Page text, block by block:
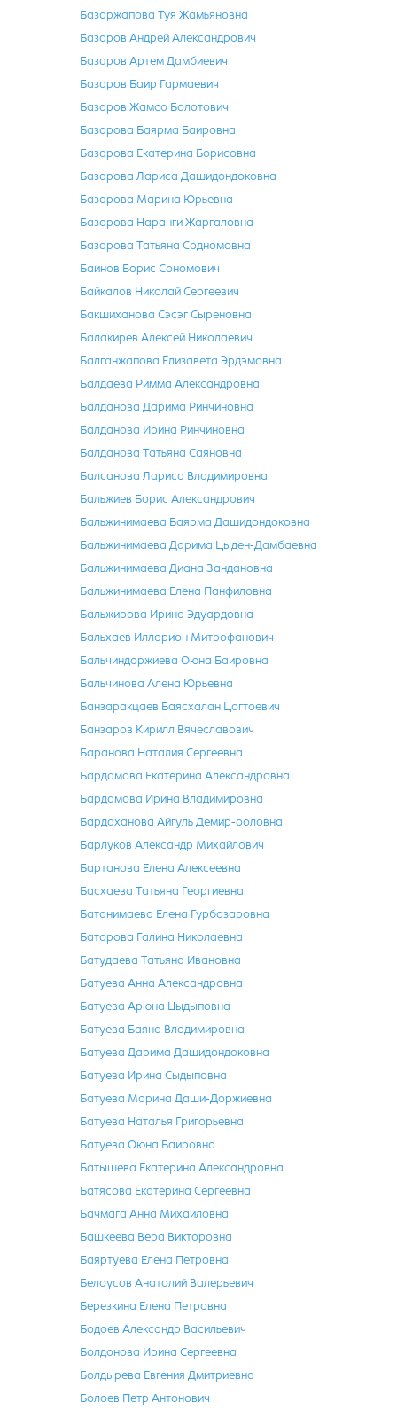
Базаржапова Туя Жамьяновна
Базаров Андрей Александрович
Базаров Артем Дамбиевич
Базаров Баир Гармаевич
Базаров Жамсо Болотович
Базарова Баярма Баировна
Базарова Екатерина Борисовна
Базарова Лариса Дашидондоковна
Базарова Марина Юрьевна
Базарова Наранги Жаргаловна
Базарова Татьяна Содномовна
Баинов Борис Сономович
Байкалов Николай Сергеевич
Бакшиханова Сэсэг Сыреновна
Балакирев Алексей Николаевич
Балганжапова Елизавета Эрдэмовна
Балдаева Римма Александровна
Балданова Дарима Ринчиновна
Балданова Ирина Ринчиновна
Балданова Татьяна Саяновна
Балсанова Лариса Владимировна
Бальжиев Борис Александрович
Бальжинимаева Баярма Дашидондоковна
Бальжинимаева Дарима Цыден-Дамбаевна
Бальжинимаева Диана Зандановна
Бальжинимаева Елена Панфиловна
Бальжирова Ирина Эдуардовна
Бальхаев Илларион Митрофанович
Бальчиндоржиева Оюна Баировна
Бальчинова Алена Юрьевна
Банзаракцаев Баясхалан Цогтоевич
Банзаров Кирилл Вячеславович
Баранова Наталия Сергеевна
Бардамова Екатерина Александровна
Бардамова Ирина Владимировна
Бардаханова Айгуль Демир-ооловна
Барлуков Александр Михайлович
Бартанова Елена Алексеевна
Басхаева Татьяна Георгиевна
Батонимаева Елена Гурбазаровна
Баторова Галина Николаевна
Батудаева Татьяна Ивановна
Батуева Анна Александровна
Батуева Арюна Цыдыповна
Батуева Баяна Владимировна
Батуева Дарима Дашидондоковна
Батуева Ирина Сыдыповна
Батуева Марина Даши-Доржиевна
Батуева Наталья Григорьевна
Батуева Оюна Баировна
Батышева Екатерина Александровна
Батясова Екатерина Сергеевна
Бачмага Анна Михайловна
Башкеева Вера Викторовна
Баяртуева Елена Петровна
Белоусов Анатолий Валерьевич
Березкина Елена Петровна
Бодоев Александр Васильевич
Болдонова Ирина Сергеевна
Болдырева Евгения Дмитриевна
Болоев Петр Антонович